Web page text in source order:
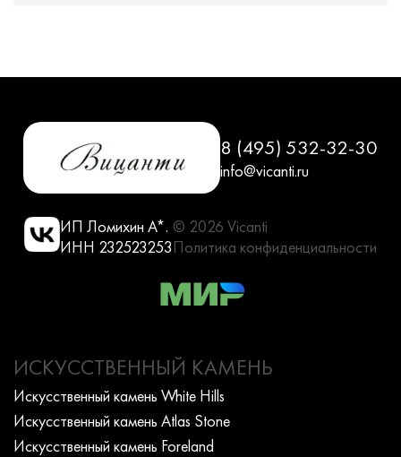
8 (495) 532-32-30
info@vicanti.ru
ИП Ломихин А*.
ИНН 232523253
© 2026 Vicanti
Политика конфиденциальности
ИСКУССТВЕННЫЙ КАМЕНЬ
Искусcтвенный камень White Hills
Искусcтвенный камень Atlas Stone
Искусcтвенный камень Foreland